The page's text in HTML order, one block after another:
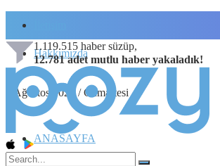
Hakkımızda
8 Ağustos 2026 / Cumartesi
1.119.515 haber süzüp,
12.781 adet mutlu haber yakaladık!
ANASAYFA